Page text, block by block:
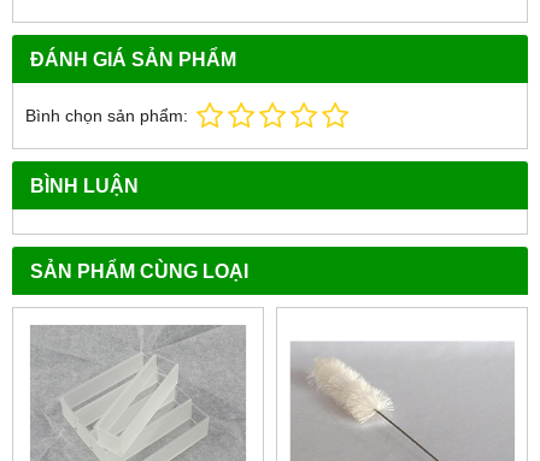
ĐÁNH GIÁ SẢN PHẨM
Bình chọn sản phẩm:
BÌNH LUẬN
SẢN PHẨM CÙNG LOẠI